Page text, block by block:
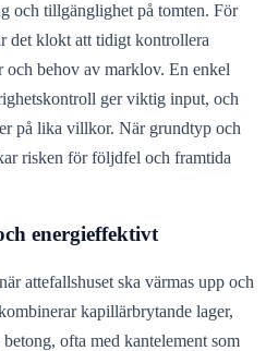
och tillgänglighet på tomten. För
det klokt att tidigt kontrollera
och behov av marklov. En enkel
ger viktig input, och
på lika villkor. När grundtyp och
risken för följdfel och framtida
energieffektivt
attefallshuset ska värmas upp och
kapillärbrytande lager,
ofta med kantelement som